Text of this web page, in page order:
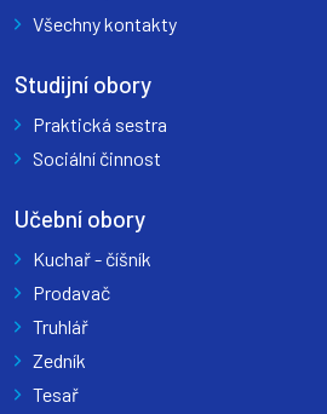
Všechny kontakty
Studijní obory
Praktická sestra
Sociální činnost
Učební obory
Kuchař - číšník
Prodavač
Truhlář
Zedník
Tesař